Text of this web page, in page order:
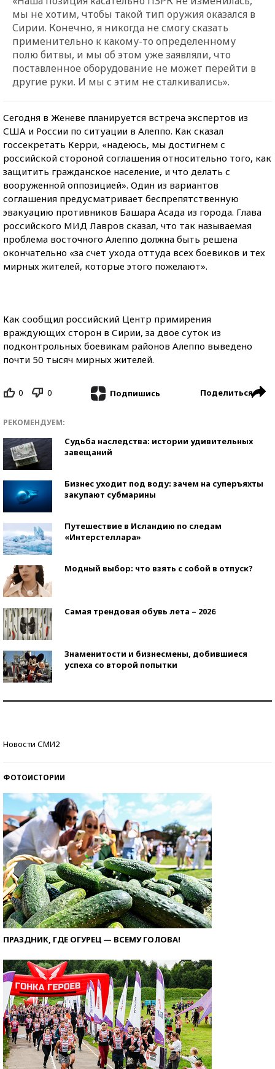
мы не хотим, чтобы такой тип оружия оказался в
Сирии. Конечно, я никогда не смогу сказать
применительно к какому-то определенному
полю битвы, и мы об этом уже заявляли, что
поставленное оборудование не может перейти в
другие руки. И мы с этим не сталкивались».
Сегодня в Женеве планируется встреча экспертов из
США и России по ситуации в Алеппо. Как сказал
госсекретать Керри, «надеюсь, мы достигнем с
российской стороной соглашения относительно того, как
защитить гражданское население, и что делать с
вооруженной оппозицией». Один из вариантов
соглашения предусматривает беспрепятственную
эвакуацию противников Башара Асада из города. Глава
российского МИД Лавров сказал, что так называемая
проблема восточного Алеппо должна быть решена
окончательно «за счет ухода оттуда всех боевиков и тех
мирных жителей, которые этого пожелают».
Как сообщил российский Центр примирения
враждующих сторон в Сирии, за двое суток из
подконтрольных боевикам районов Алеппо выведено
почти 50 тысяч мирных жителей.
0 0 Подпишись Поделиться
РЕКОМЕНДУЕМ:
Судьба наследства: истории удивительных
завещаний
Бизнес уходит под воду: зачем на суперъяхты
закупают субмарины
Путешествие в Исландию по следам
«Интерстеллара»
Модный выбор: что взять с собой в отпуск?
Самая трендовая обувь лета – 2026
Знаменитости и бизнесмены, добившиеся
успеха со второй попытки
Новости СМИ2
ФОТОИСТОРИИ
ПРАЗДНИК, ГДЕ ОГУРЕЦ — ВСЕМУ ГОЛОВА!